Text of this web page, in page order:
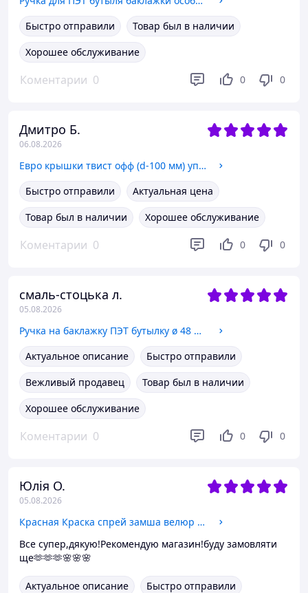
Быстро отправили
Товар был в наличии
Хорошее обслуживание
Коментарии 0 0 0
Дмитро Б.
06.08.2026
Евро крышки твист офф (d-100 мм) упаковка 10шт.
Быстро отправили
Актуальная цена
Товар был в наличии
Хорошее обслуживание
Коментарии 0 0 0
смаль-стоцька л.
05.08.2026
Ручка на баклажку ПЭТ бутылку ø 48 мм для бутылей стальная (5,6,10 л. ø 46-48мм)
Актуальное описание
Быстро отправили
Вежливый продавец
Товар был в наличии
Хорошее обслуживание
Коментарии 0 0 0
Юлія О.
05.08.2026
Красная Краска спрей замша велюр нубук Coccine 75 мл.
Все супер,дякую!Рекомендую магазин!буду замовляти
ще🫶🫶🫶🌸🌸🌸
Актуальное описание
Быстро отправили